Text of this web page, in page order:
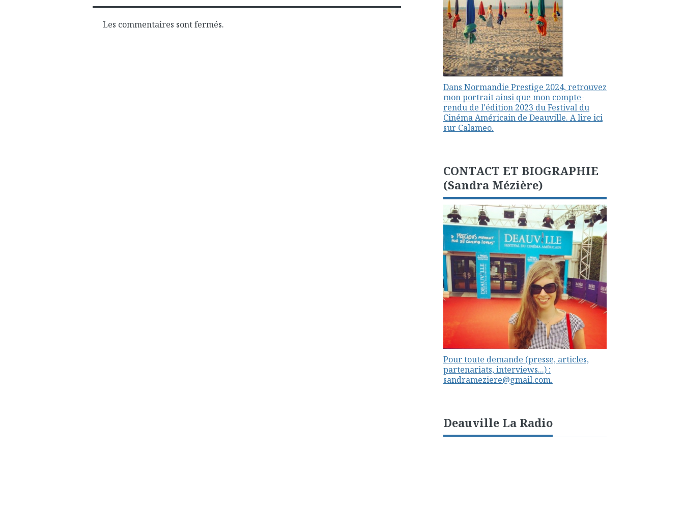
Les commentaires sont fermés.
Dans Normandie Prestige 2024, retrouvez
mon portrait ainsi que mon compte-
rendu de l'édition 2023 du Festival du
Cinéma Américain de Deauville. A lire ici
sur Calameo.
CONTACT ET BIOGRAPHIE
(Sandra Mézière)
Pour toute demande (presse, articles,
partenariats, interviews...) :
sandrameziere@gmail.com.
Deauville La Radio